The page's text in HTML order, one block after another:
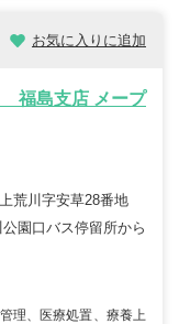
お気に入りに追加
福島支店 メープ
荒川字安草28番地
園口バス停留所から
理、医療処置、療養上